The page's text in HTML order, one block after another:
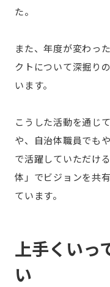
た。
また、年度が変わっ
クトについて深掘り
います。
こうした活動を通じ
や、自治体職員でも
で活躍していただけ
体」でビジョンを共
ています。
上手くいっ
い